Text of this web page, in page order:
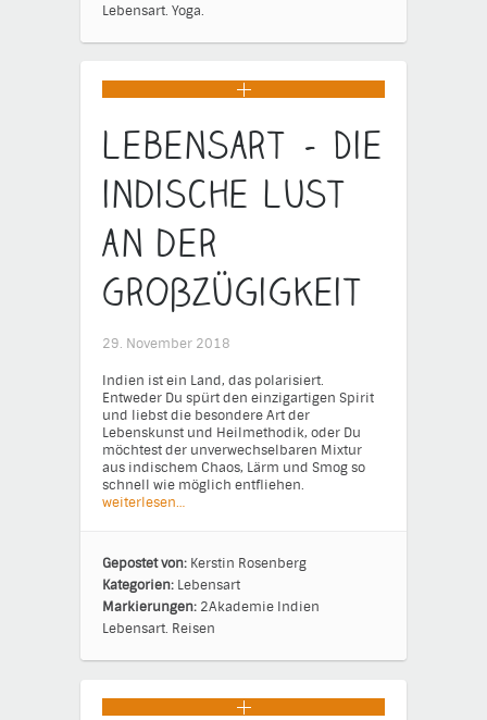
Lebensart. Yoga.
Lebensart – Die
indische Lust
an der
Großzügigkeit
29. November 2018
Indien ist ein Land, das polarisiert.
Entweder Du spürt den einzigartigen Spirit
und liebst die besondere Art der
Lebenskunst und Heilmethodik, oder Du
möchtest der unverwechselbaren Mixtur
aus indischem Chaos, Lärm und Smog so
schnell wie möglich entfliehen.
weiterlesen…
Gepostet von: Kerstin Rosenberg
Kategorien: Lebensart
Markierungen: 2Akademie Indien
Lebensart. Reisen